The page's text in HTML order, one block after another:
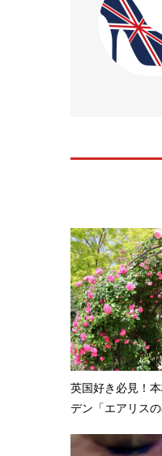
英国好き必見！
デン「エアリス